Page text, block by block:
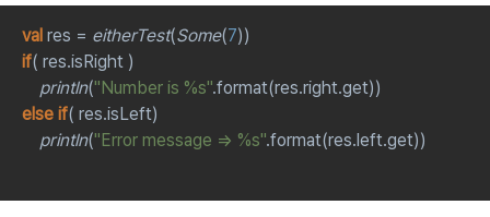
val res = eitherTest(Some(7))
if
println("Number is %s".format(res.right.get))
else if
println("Error message => %s".format(res.left.get))